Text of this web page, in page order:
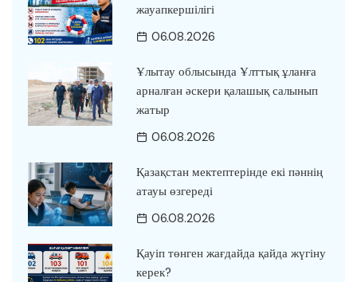
жауапкершілігі
06.08.2026
Ұлытау облысында Ұлттық ұланға
арналған әскери қалашық салынып
жатыр
06.08.2026
Қазақстан мектептерінде екі пәннің
атауы өзгереді
06.08.2026
Қауіп төнген жағдайда қайда жүгіну
керек?